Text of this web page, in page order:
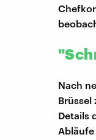
Nach
Details